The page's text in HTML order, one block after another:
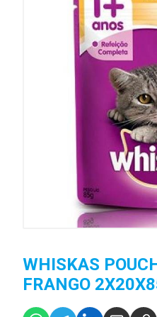
WHISKAS
FRANGO